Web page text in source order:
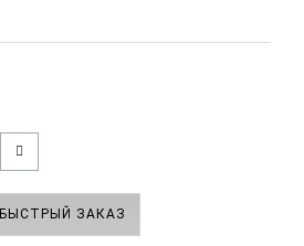
БЫСТРЫЙ ЗАКАЗ